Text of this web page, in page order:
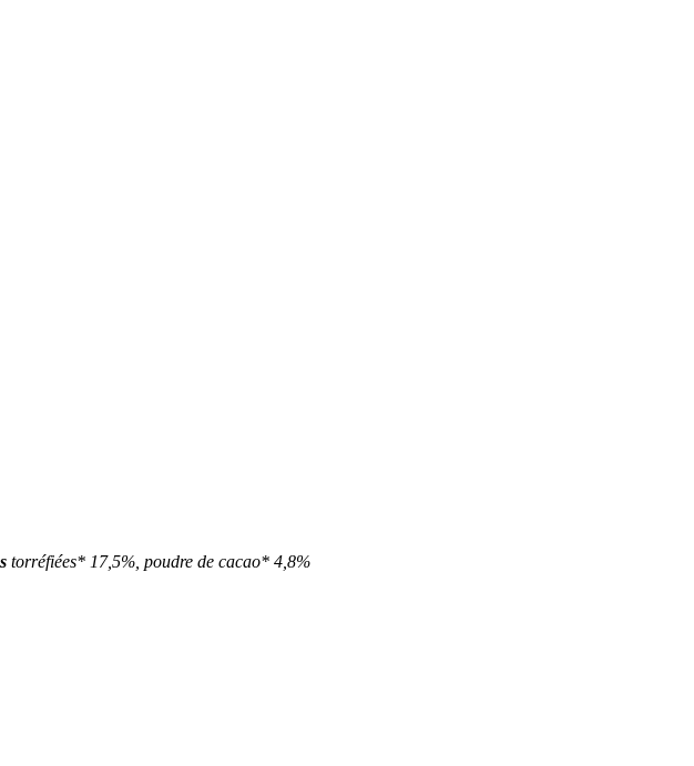
torréfiées* 17,5%, poudre de cacao* 4,8%